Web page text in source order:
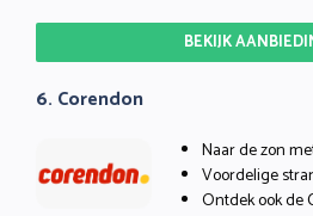
BEKIJK
6. Corendon
Naar de zon
Voordelige
Ontdek ook de